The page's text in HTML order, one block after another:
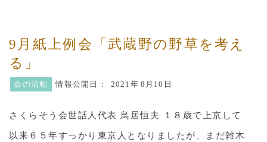
9月紙上例会「武蔵野の野草を考え
る」
会の活動 情報公開日： 2021年 8月10日
さくらそう会世話人代表 鳥居恒夫 １８歳で上京して
以来６５年すっかり東京人となりましたが、まだ雑木